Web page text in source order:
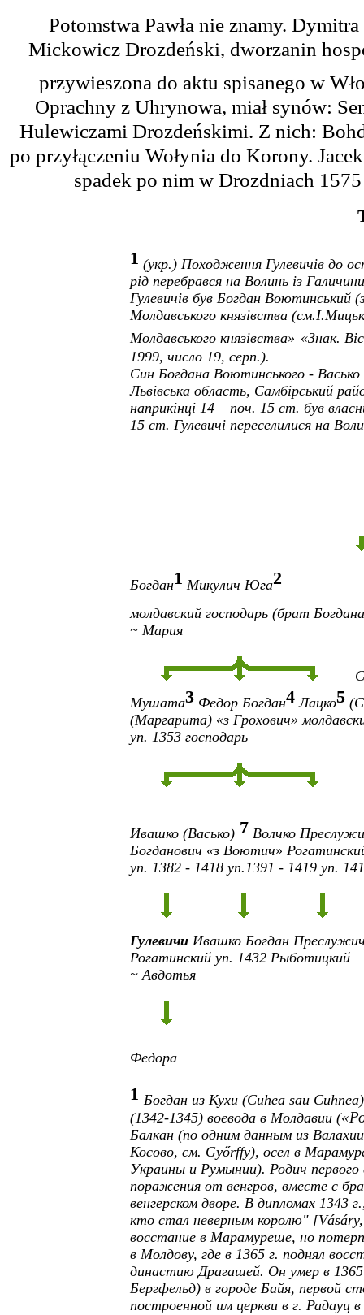
Potomstwa Pawła nie znamy.
Mickowicz Drozdeński, dworzanin
przywieszona do aktu spisanego w
Oprachny z Uhrynowa, miał synów:
Hulewiczami Drozdeńskimi. Z nich:
po przyłączeniu Wołynia do Korony.
spadek po nim w Drozdniach
1 (укр.) Походження Гулевичiв до
рід перебрався на Волинь із
Гулевичiв бувБогдан Воютинський
Молдавського князівства (см.I
Молдавського князівства» «Знак.
1999, число 19, серп.).
Син Богдана Воютинського -
Львівська область, Самбірський
наприкінці 14 – поч. 15 ст. був
15 ст. Гулевичi переселилися на
Богдан1 Микулич Юга2
молдавский господарь (брат
~ Мария
Мушата3 Федор Богдан4 Лацко5
(Маргарита) «з Грохович»
уп. 1353 господарь
Ивашко (Васько) 7 Волчко
Богданович «з Воютич»
уп. 1382 - 1418 уп.1391 - 1419 уп.
Гулевичи Ивашко Богдан
Рогатинский уп. 1432 Рыботицкий
~ Авдотья
Федора
1 Богдан из Кухи (Cuhea sau Cuhnea)
(1342-1345) воевода в Молдавии (
Балкан (по одним данным из
Косово, см. Győrffy), осел в
Украины и Румынии). Родич первого
поражения от венгров, вместе с
венгерском дворе. В дипломах
кто стал неверным королю" [Vásáry,
восстание в Марамуреше, но
в Молдову, где в 1365 г. поднял
династию Драгашей. Он умер в
Бергфельд) в городе Байя, первой
построенной им церкви в г. Радауц в